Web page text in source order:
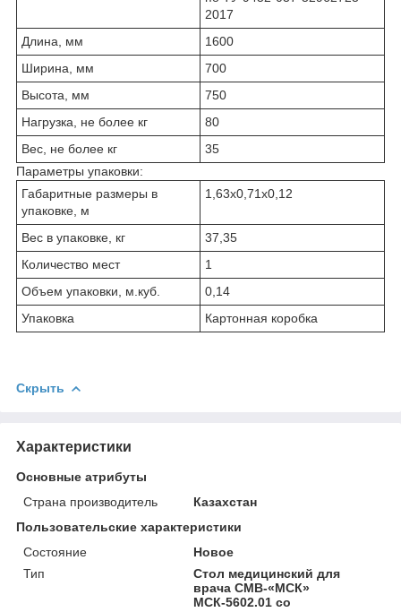
2017
Длина, мм
1600
Ширина, мм
700
Высота, мм
750
Нагрузка, не более кг
80
Вес, не более кг
35
Параметры упаковки:
Габаритные размеры в
упаковке, м
1,63х0,71х0,12
Вес в упаковке, кг
37,35
Количество мест
1
Объем упаковки, м.куб.
0,14
Упаковка
Картонная коробка
Скрыть
Характеристики
Основные атрибуты
Страна производитель
Казахстан
Пользовательские характеристики
Состояние
Новое
Тип
Стол медицинский для
врача СМВ-«МСК»
МСК-5602.01 со